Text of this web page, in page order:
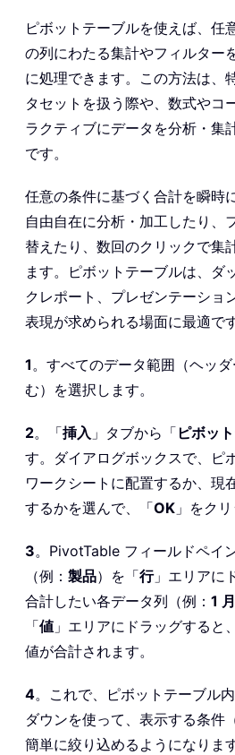
ピボットテーブルを使えば、任
の列にわたる集計やフィルター
に処理できます。この方法は、
タセットを扱う際や、数式やコ
ラクティブにデータを分析・集
です。
任意の条件に基づく合計を瞬時
自由自在に分析・加工したり、
替えたり、数回のクリックで集
ます。ピボットテーブルは、ダ
クレポート、プレゼンテーショ
表現が求められる場面に最適です
1。すべてのデータ範囲（ヘッ
む）を選択します。
2。「挿入 」タブから「 ピボッ
す。ダイアログボックスで、ピ
ワークシートに配置するか、現
するかを選んで、「OK 」をク
3。PivotTable フィールドペイ
（例： 製品）を「行」エリアに
合計したい各データ列（例： 1
「値 」エリアにドラッグすると
値が合計されます。
4。これで、ピボットテーブル
ダウンを使って、表示する条件
簡単に絞り込めるようになります